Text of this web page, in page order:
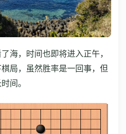
海，时间也即将进入正午，
局，虽然胜率是一回事，但
间。